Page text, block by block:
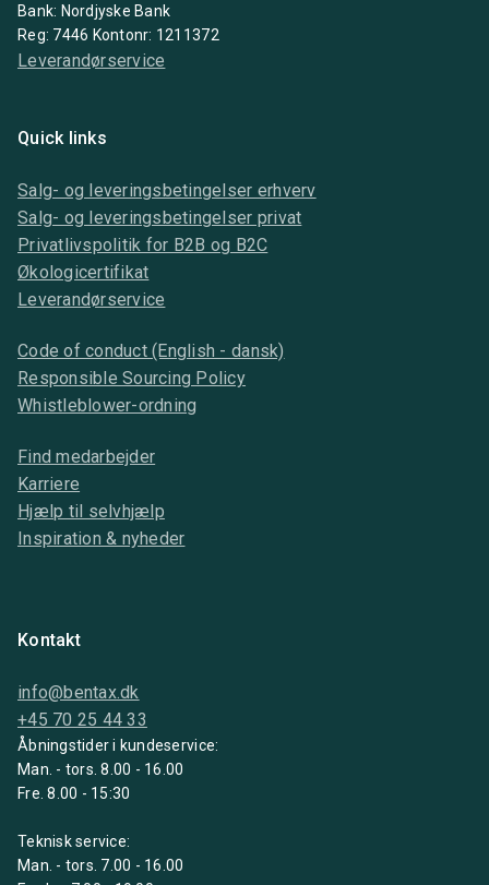
Bank: Nordjyske Bank
Reg: 7446 Kontonr: 1211372
Leverandørservice
Quick links
Salg- og leveringsbetingelser erhverv
Salg- og leveringsbetingelser privat
Privatlivspolitik for B2B og B2C
Økologicertifikat
Leverandørservice
Code of conduct (English - dansk)
Responsible Sourcing Policy
Whistleblower-ordning
Find medarbejder
Karriere
Hjælp til selvhjælp
Inspiration & nyheder
Kontakt
info@bentax.dk
+45 70 25 44 33
Åbningstider i kundeservice:
Man. - tors. 8.00 - 16.00
Fre. 8.00 - 15:30
Teknisk service:
Man. - tors. 7.00 - 16.00